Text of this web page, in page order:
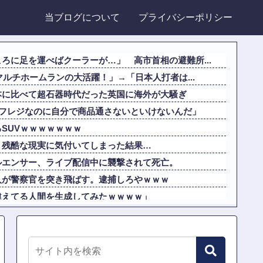
当ブログについて プライバシーポリシー
ろに足を運べばクーラーが…」 高市首相の避難所...
ルチホームランの大活躍！」→「日本人打者は...
比べて超石器時代だった英国に海外が大騒ぎ
レジなのに自分で商品通さないといけないんだ」
ｗｗｗｗｗｗｗ
残酷な現実に気付いてしまった結果…
ンサー、ライブ配信中に襲撃されて死亡。
が警察官を突き飛ばす。逮捕しろやｗｗｗ
てる人間を生成してみたｗｗｗｗ」
エッフェル塔を見せてくれ！」